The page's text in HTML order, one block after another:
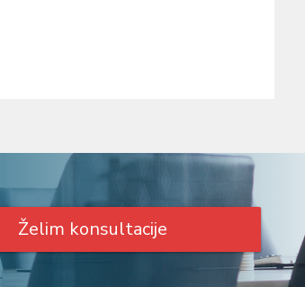
Želim konsultacije